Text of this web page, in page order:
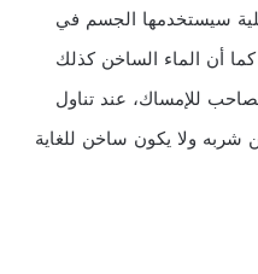
سيستخدمها الجسم في
أن الماء الساخن كذلك
للإمساك، عند تناول
شربه ولا يكون ساخن للغاية